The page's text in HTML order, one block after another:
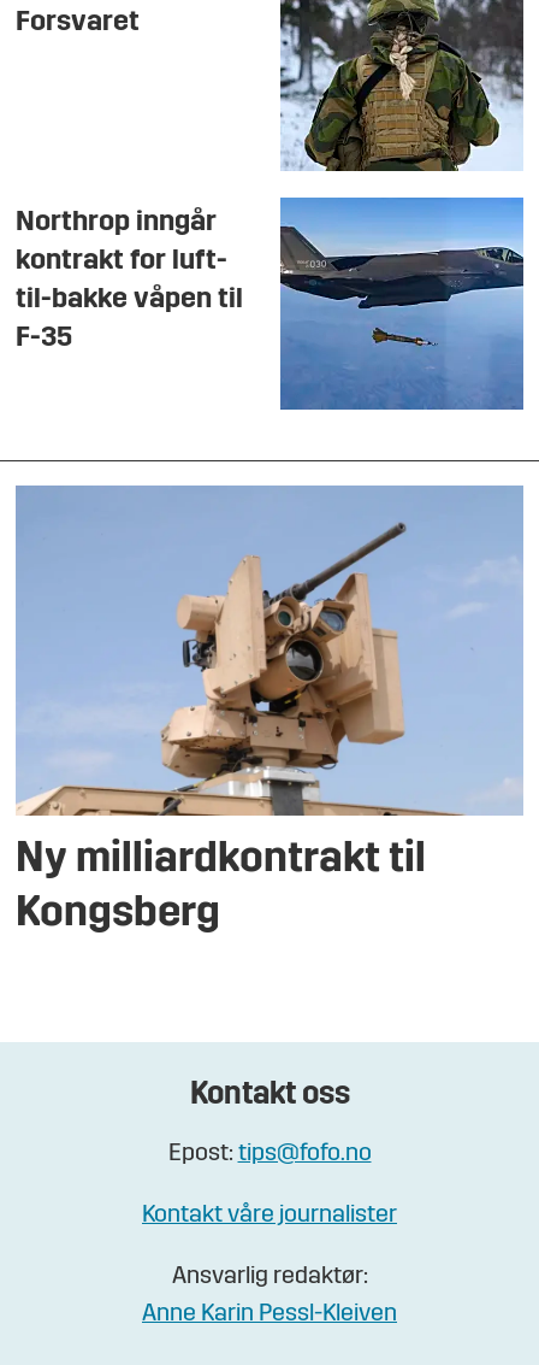
Forsvaret
Northrop inngår
kontrakt for luft-
til-bakke våpen til
F-35
Ny milliardkontrakt til
Kongsberg
Kontakt oss
Epost: tips@fofo.no
Kontakt våre journalister
Ansvarlig redaktør:
Anne Karin Pessl-Kleiven